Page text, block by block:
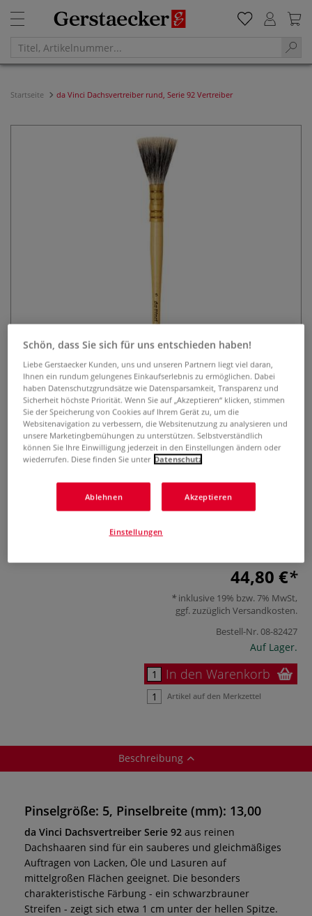
Startseite da Vinci Dachsvertreiber rund, Serie 92 Vertreiber
da Vinci Dachsvertreiber rund,
Serie 92 Vertreiber
0 Bewertungen
da Vinci Dachsvertreiber Serie 92, rund ist ein Aufholzpinsel
44,80 €
inklusive 19% bzw. 7% MwSt,
ggf. zuzüglich Versandkosten.
Bestell-Nr.08-82427
Auf Lager.
In den Warenkorb
Artikel auf den Merkzettel
Beschreibung
Pinselgröße: 5, Pinselbreite (mm): 13,00
da Vinci Dachsvertreiber Serie 92 aus reinen
Dachshaaren sind für ein sauberes und gleichmäßiges
Auftragen von Lacken, Öle und Lasuren auf
mittelgroßen Flächen geeignet. Die besonders
charakteristische Färbung - ein schwarzbrauner
Streifen - zeigt sich etwa 1 cm unter der hellen Spitze.
Schön, dass Sie sich für uns entschieden haben!
Liebe Gerstaecker Kunden, uns und unseren Partnern liegt viel daran,
Ihnen ein rundum gelungenes Einkaufserlebnis zu ermöglichen. Dabei
haben Datenschutzgrundsätze wie Datensparsamkeit, Transparenz und
Sicherheit höchste Priorität. Wenn Sie auf „Akzeptieren“ klicken, stimmen
Sie der Speicherung von Cookies auf Ihrem Gerät zu, um die
Websitenavigation zu verbessern, die Websitenutzung zu analysieren und
unsere Marketingbemühungen zu unterstützen. Selbstverständlich
können Sie Ihre Einwilligung jederzeit in den Einstellungen ändern oder
wiederrufen. Diese finden Sie unter Datenschutz
Ablehnen Akzeptieren
Einstellungen